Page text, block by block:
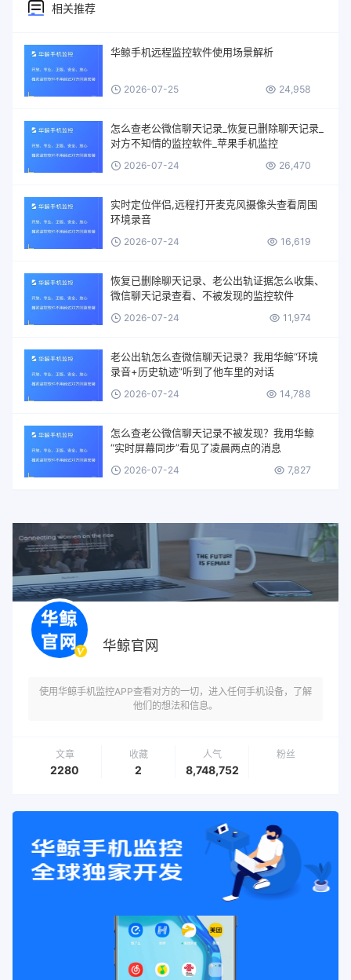
相关推荐
华鲸手机远程监控软件使用场景解析
2026-07-25 24,958
怎么查老公微信聊天记录_恢复已删除聊天记录_
对方不知情的监控软件_苹果手机监控
2026-07-24 26,470
实时定位伴侣,远程打开麦克风摄像头查看周围
环境录音
2026-07-24 16,619
恢复已删除聊天记录、老公出轨证据怎么收集、
微信聊天记录查看、不被发现的监控软件
2026-07-24 11,974
老公出轨怎么查微信聊天记录？我用华鲸“环境
录音+历史轨迹”听到了他车里的对话
2026-07-24 14,788
怎么查老公微信聊天记录不被发现？我用华鲸
“实时屏幕同步”看见了凌晨两点的消息
2026-07-24 7,827
华鲸官网
使用华鲸手机监控APP查看对方的一切，进入任何手机设备，了解
他们的想法和信息。
文章
2280
收藏
2
人气
8,748,752
粉丝